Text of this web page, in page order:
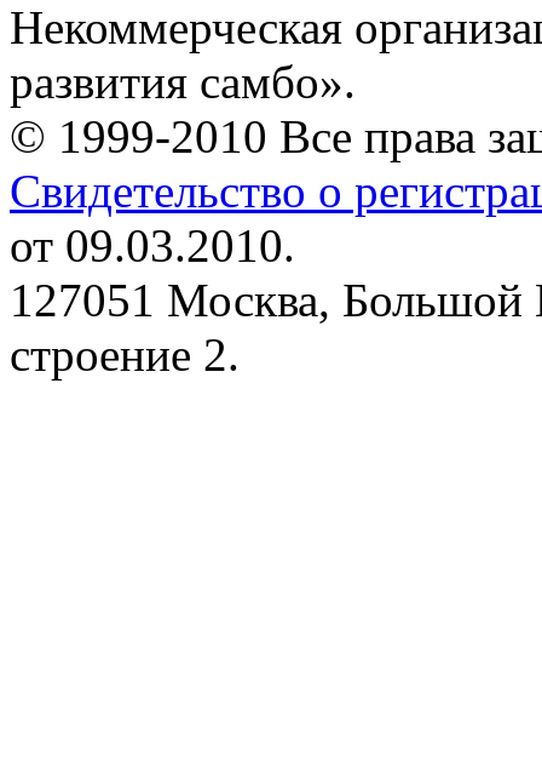
Некоммерческая
развития самбо».
© 1999-2010 Все права
Свидетельство о
от 09.03.2010.
127051 Москва, Большой
строение 2.